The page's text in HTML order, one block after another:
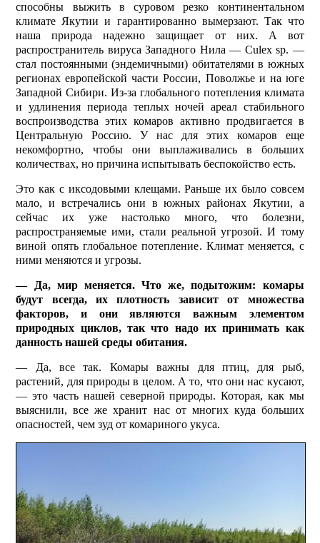
способны выжить в суровом резко континентальном
климате Якутии и гарантированно вымерзают. Так что
наша природа надежно защищает от них. А вот
распространитель вируса Западного Нила — Culex sp. —
стал постоянными (эндемичными) обитателями в южных
регионах европейской части России, Поволжье и на юге
Западной Сибири. Из-за глобального потепления климата
и удлинения периода теплых ночей ареал стабильного
воспроизводства этих комаров активно продвигается в
Центральную Россию. У нас для этих комаров еще
некомфортно, чтобы они выплаживались в больших
количествах, но причина испытывать беспокойство есть.
Это как с иксодовыми клещами. Раньше их было совсем
мало, и встречались они в южных районах Якутии, а
сейчас их уже настолько много, что болезни,
распространяемые ими, стали реальной угрозой. И тому
виной опять глобальное потепление. Климат меняется, с
ними меняются и угрозы.
— Да, мир меняется. Что же, подытожим: комары
будут всегда, их плотность зависит от множества
факторов, и они являются важным элементом
природных циклов, так что надо их принимать как
данность нашей среды обитания.
— Да, все так. Комары важны для птиц, для рыб,
растений, для природы в целом. А то, что они нас кусают,
— это часть нашей северной природы. Которая, как мы
выяс­нили, все же хранит нас от многих куда больших
опасностей, чем зуд от комариного укуса.